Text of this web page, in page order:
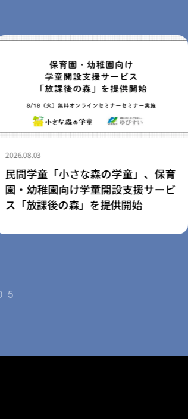
2026.08.03
【ふるさと納税for Good×石川県
松市】ポムポムプリン30周年を記
した地域応援プロジェクトを8月1